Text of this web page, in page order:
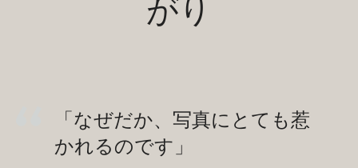
がり
「なぜだか、写真にとても惹
かれるのです」